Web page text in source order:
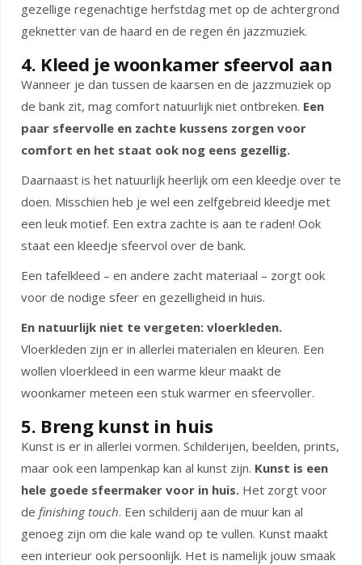
gezellige regenachtige herfstdag met op de achtergrond
geknetter van de haard en de regen én jazzmuziek.
4. Kleed je woonkamer sfeervol aan
Wanneer je dan tussen de kaarsen en de jazzmuziek op
de bank zit, mag comfort natuurlijk niet ontbreken. Een
paar sfeervolle en zachte kussens zorgen voor
comfort en het staat ook nog eens gezellig.
Daarnaast is het natuurlijk heerlijk om een kleedje over te
doen. Misschien heb je wel een zelfgebreid kleedje met
een leuk motief. Een extra zachte is aan te raden! Ook
staat een kleedje sfeervol over de bank.
Een tafelkleed – en andere zacht materiaal – zorgt ook
voor de nodige sfeer en gezelligheid in huis.
En natuurlijk niet te vergeten: vloerkleden.
Vloerkleden zijn er in allerlei materialen en kleuren. Een
wollen vloerkleed in een warme kleur maakt de
woonkamer meteen een stuk warmer en sfeervoller.
5. Breng kunst in huis
Kunst is er in allerlei vormen. Schilderijen, beelden, prints,
maar ook een lampenkap kan al kunst zijn. Kunst is een
hele goede sfeermaker voor in huis. Het zorgt voor
de finishing touch. Een schilderij aan de muur kan al
genoeg zijn om die kale wand op te vullen. Kunst maakt
een interieur ook persoonlijk. Het is namelijk jouw smaak